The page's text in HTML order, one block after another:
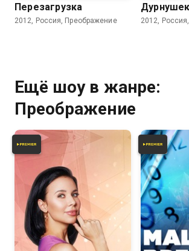
Перезагрузка
2012, Россия, Преображение 2012,
Ещё шоу в жанре:
Преображение